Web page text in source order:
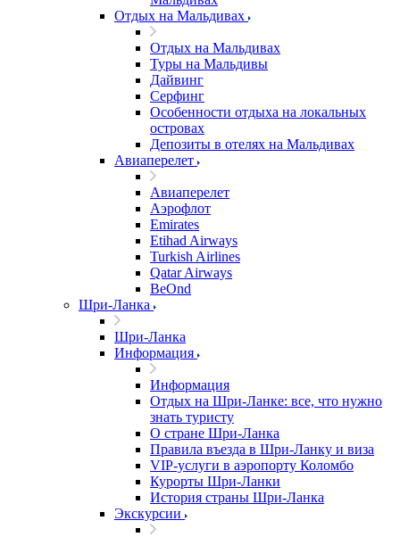
Отдых на Мальдивах
Отдых на Мальдивах
Туры на Мальдивы
Дайвинг
Серфинг
Особенности отдыха на локальных
островах
Депозиты в отелях на Мальдивах
Авиаперелет
Авиаперелет
Аэрофлот
Emirates
Etihad Airways
Turkish Airlines
Qatar Airways
BeOnd
Шри-Ланка
Шри-Ланка
Информация
Информация
Отдых на Шри-Ланке: все, что нужно
знать туристу
О стране Шри-Ланка
Правила въезда в Шри-Ланку и виза
VIP-услуги в аэропорту Коломбо
Курорты Шри-Ланки
История страны Шри-Ланка
Экскурсии